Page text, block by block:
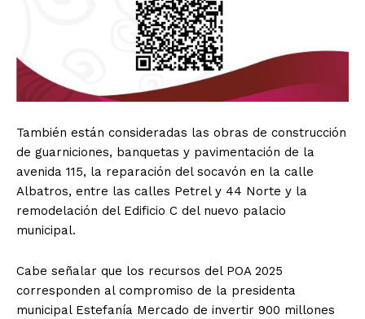
También están consideradas las obras de construcción
de guarniciones, banquetas y pavimentación de la
avenida 115, la reparación del socavón en la calle
Albatros, entre las calles Petrel y 44 Norte y la
remodelación del Edificio C del nuevo palacio
municipal.
Cabe señalar que los recursos del POA 2025
corresponden al compromiso de la presidenta
municipal Estefanía Mercado de invertir 900 millones